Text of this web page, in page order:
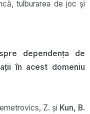
tulburarea de joc și
dependența de
în acest domeniu
Z. și Kun, B.